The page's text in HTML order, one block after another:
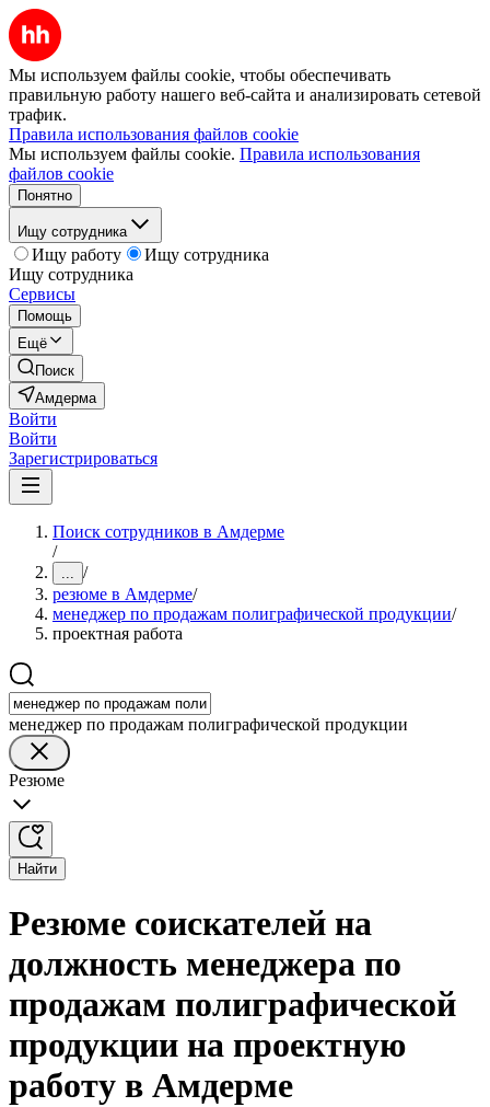
Мы используем файлы cookie, чтобы обеспечивать
правильную работу нашего веб-сайта и анализировать сетевой
трафик.
Правила использования файлов cookie
Мы используем файлы cookie. Правила использования
файлов cookie
Понятно
Ищу сотрудника
Ищу работу
Ищу сотрудника
Ищу сотрудника
Сервисы
Помощь
Ещё
Поиск
Амдерма
Войти
Войти
Зарегистрироваться
Поиск сотрудников в Амдерме
/
... /
резюме в Амдерме/
менеджер по продажам полиграфической продукции/
проектная работа
менеджер по продажам полиграфической продукции
Резюме
Найти
Резюме соискателей на
должность менеджера по
продажам полиграфической
продукции на проектную
работу в Амдерме